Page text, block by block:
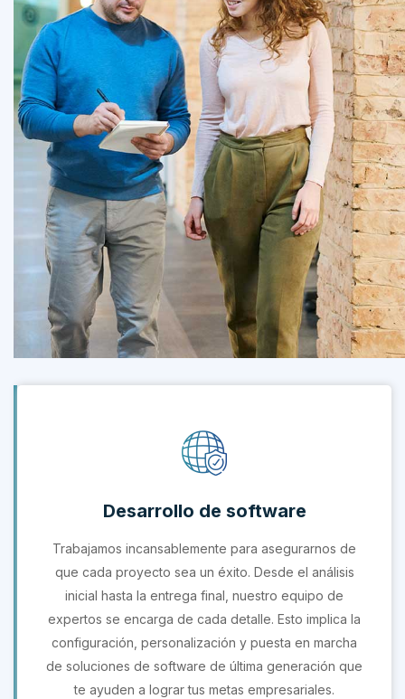
Desarrollo de software
Trabajamos incansablemente para asegurarnos de
que cada proyecto sea un éxito. Desde el análisis
inicial hasta la entrega final, nuestro equipo de
expertos se encarga de cada detalle. Esto implica la
configuración, personalización y puesta en marcha
de soluciones de software de última generación que
te ayuden a lograr tus metas empresariales.